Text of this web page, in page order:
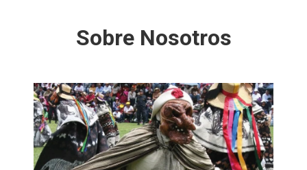
Sobre Nosotros